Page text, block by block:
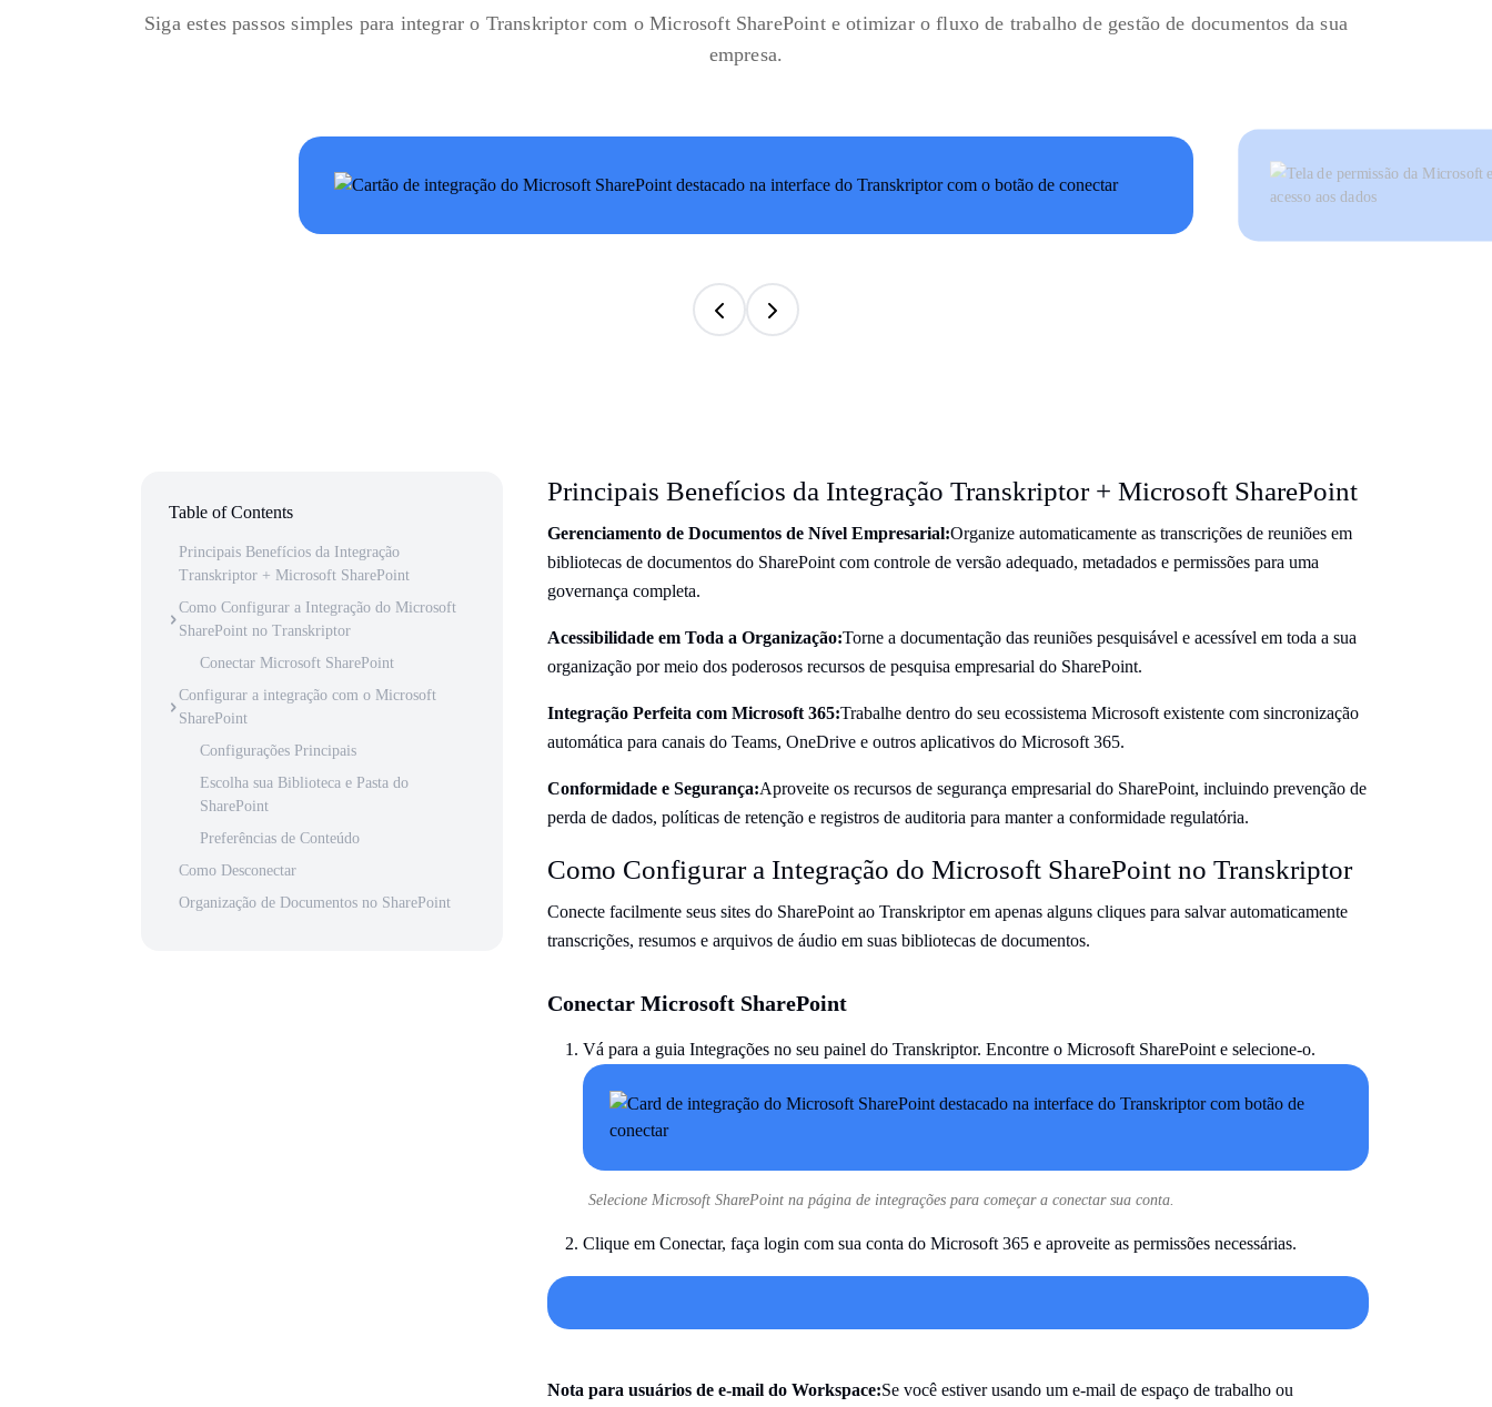
Siga estes passos simples para integrar o Transkriptor com o Microsoft SharePoint e otimizar o fluxo de trabalho de gestão de documentos da sua
empresa.
Table of Contents
Principais Benefícios da Integração
Transkriptor + Microsoft SharePoint
Como Configurar a Integração do Microsoft
SharePoint no Transkriptor
Conectar Microsoft SharePoint
Configurar a integração com o Microsoft
SharePoint
Configurações Principais
Escolha sua Biblioteca e Pasta do
SharePoint
Preferências de Conteúdo
Como Desconectar
Organização de Documentos no SharePoint
Principais Benefícios da Integração Transkriptor + Microsoft SharePoint
Gerenciamento de Documentos de Nível Empresarial:Organize automaticamente as transcrições de reuniões em
bibliotecas de documentos do SharePoint com controle de versão adequado, metadados e permissões para uma
governança completa.
Acessibilidade em Toda a Organização:Torne a documentação das reuniões pesquisável e acessível em toda a sua
organização por meio dos poderosos recursos de pesquisa empresarial do SharePoint.
Integração Perfeita com Microsoft 365:Trabalhe dentro do seu ecossistema Microsoft existente com sincronização
automática para canais do Teams, OneDrive e outros aplicativos do Microsoft 365.
Conformidade e Segurança:Aproveite os recursos de segurança empresarial do SharePoint, incluindo prevenção de
perda de dados, políticas de retenção e registros de auditoria para manter a conformidade regulatória.
Como Configurar a Integração do Microsoft SharePoint no Transkriptor
Conecte facilmente seus sites do SharePoint ao Transkriptor em apenas alguns cliques para salvar automaticamente
transcrições, resumos e arquivos de áudio em suas bibliotecas de documentos.
Conectar Microsoft SharePoint
Vá para a guia Integrações no seu painel do Transkriptor. Encontre o Microsoft SharePoint e selecione-o.
Selecione Microsoft SharePoint na página de integrações para começar a conectar sua conta.
Clique em Conectar, faça login com sua conta do Microsoft 365 e aproveite as permissões necessárias.
Nota para usuários de e-mail do Workspace:Se você estiver usando um e-mail de espaço de trabalho ou